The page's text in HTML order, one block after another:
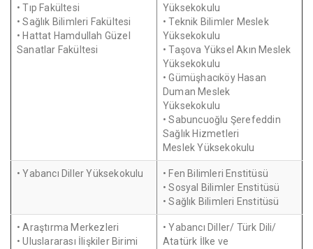
• Tıp Fakültesi
• Sağlık Bilimleri Fakültesi
• Hattat Hamdullah Güzel
Sanatlar Fakültesi
Yüksekokulu
• Teknik Bilimler Meslek
Yüksekokulu
• Taşova Yüksel Akın Meslek
Yüksekokulu
• Gümüşhacıköy Hasan
Duman Meslek
Yüksekokulu
• Sabuncuoğlu Şerefeddin
Sağlık Hizmetleri
Meslek Yüksekokulu
• Yabancı Diller Yüksekokulu
• Fen Bilimleri Enstitüsü
• Sosyal Bilimler Enstitüsü
• Sağlık Bilimleri Enstitüsü
• Araştırma Merkezleri
• Uluslararası İlişkiler Birimi
• Yabancı Diller/ Türk Dili/
Atatürk İlke ve